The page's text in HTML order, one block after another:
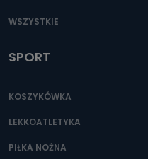
WSZYSTKIE
SPORT
KOSZYKÓWKA
LEKKOATLETYKA
PIŁKA NOŻNA